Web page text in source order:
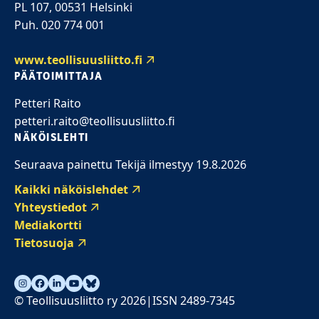
PL 107, 00531 Helsinki
Puh. 020 774 001
www.teollisuusliitto.fi
PÄÄTOIMITTAJA
Petteri Raito
petteri.raito@teollisuusliitto.fi
NÄKÖISLEHTI
Seuraava painettu Tekijä ilmestyy 19.8.2026
Kaikki näköislehdet
Yhteystiedot
Mediakortti
Tietosuoja
© Teollisuusliitto ry 2026|ISSN 2489-7345